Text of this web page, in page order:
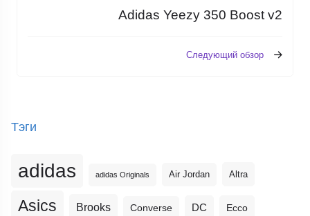
Adidas Yeezy 350 Boost v2
Следующий обзор
Тэги
adidas adidas Originals Air Jordan Altra
Asics Brooks Converse DC Ecco